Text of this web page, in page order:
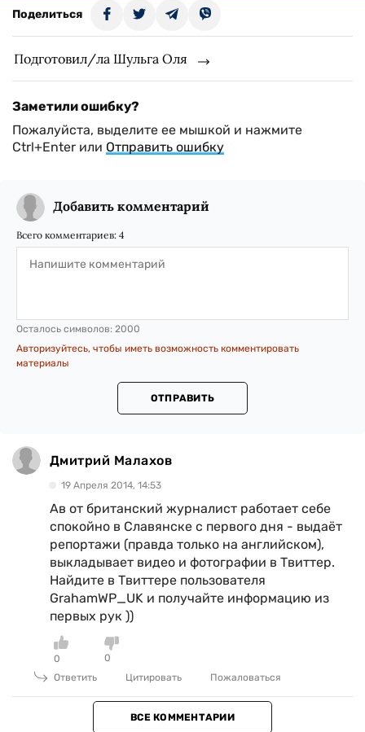
Поделиться
Подготовил/ла Шульга Оля
Заметили ошибку?
Пожалуйста, выделите ее мышкой и нажмите
Ctrl+Enter или Отправить ошибку
Добавить комментарий
Всего комментариев: 4
Осталось символов: 2000
Авторизуйтесь, чтобы иметь возможность комментировать
материалы
ОТПРАВИТЬ
Дмитрий Малахов
19 Апреля 2014, 14:53
Ав от британский журналист работает себе
спокойно в Славянске с первого дня - выдаёт
репортажи (правда только на английском),
выкладывает видео и фотографии в Твиттер.
Найдите в Твиттере пользователя
GrahamWP_UK и получайте информацию из
первых рук ))
0
0
Ответить
Цитировать Пожаловаться
ВСЕ КОММЕНТАРИИ